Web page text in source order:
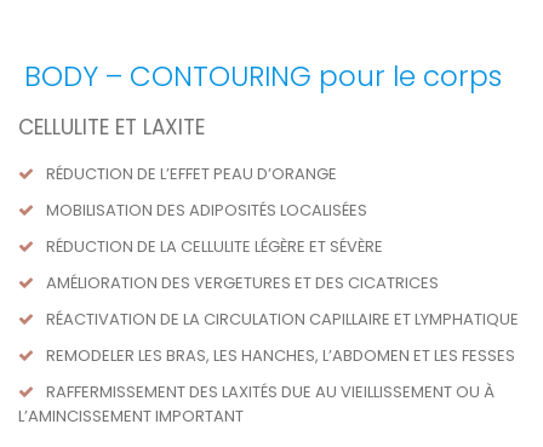
BODY – CONTOURING pour le corps
CELLULITE ET LAXITE
RÉDUCTION DE L’EFFET PEAU D’ORANGE
MOBILISATION DES ADIPOSITÉS LOCALISÉES
RÉDUCTION DE LA CELLULITE LÉGÈRE ET SÉVÈRE
AMÉLIORATION DES VERGETURES ET DES CICATRICES
RÉACTIVATION DE LA CIRCULATION CAPILLAIRE ET LYMPHATIQUE
REMODELER LES BRAS, LES HANCHES, L’ABDOMEN ET LES FESSES
RAFFERMISSEMENT DES LAXITÉS DUE AU VIEILLISSEMENT OU À
L’AMINCISSEMENT IMPORTANT